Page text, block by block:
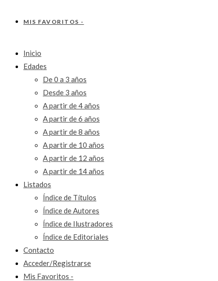
MIS FAVORITOS -
Inicio
Edades
De 0 a 3 años
Desde 3 años
A partir de 4 años
A partir de 6 años
A partir de 8 años
A partir de 10 años
A partir de 12 años
A partir de 14 años
Listados
Índice de Títulos
Índice de Autores
Índice de Ilustradores
Índice de Editoriales
Contacto
Acceder/Registrarse
Mis Favoritos -